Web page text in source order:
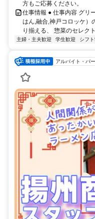
方もご応募ください。
仕事情報 ● 仕事内容 グリ
はん,融合,神戸コロッケ）
り揃える、 惣菜のセレク
主婦・主夫歓迎 学生歓迎 シフト
アルバイト・パ